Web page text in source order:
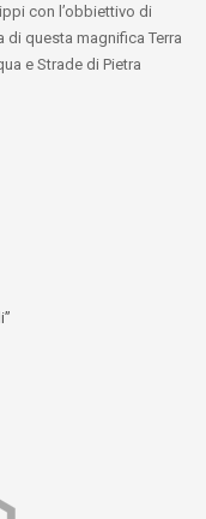
con l’obbiettivo di
di questa magnifica Terra
e Strade di Pietra